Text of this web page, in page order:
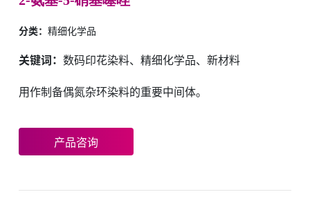
分类：精细化学品
关键词：数码印花染料、精细化学品、新材料
用作制备偶氮杂环染料的重要中间体。
产品咨询